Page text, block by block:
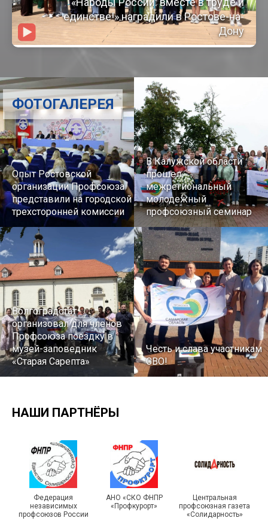
единстве!» наградили в Ростове-на-
Дону
Опыт Ростовской
организации Профсоюза
представили на городской
трехсторонней комиссии
В Калужской области
прошел
межрегиональный
молодежный
профсоюзный семинар
Волгоградстат
организовал для членов
Профсоюза поездку в
музей-заповедник
«Старая Сарепта»
Честь и слава участникам
СВО!
IX Туристический слёт
Московской городской
организации Профсоюза
Турслет и Спартакиада –
праздники спорта и
туризма прошли в Омской
области
ФОТОГАЛЕРЕЯ
НАШИ ПАРТНЁРЫ
Федерация
независимых
профсоюзов России
АНО «СКО ФНПР
«Профкурорт»
Центральная
профсоюзная газета
«Солидарность»